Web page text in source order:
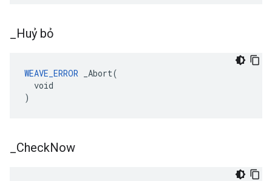
Huỷ bỏ
WEAVE_ERROR _Abort(
  void
)
CheckNow